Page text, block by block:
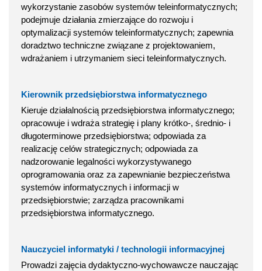
wykorzystanie zasobów systemów teleinformatycznych;
podejmuje działania zmierzające do rozwoju i
optymalizacji systemów teleinformatycznych; zapewnia
doradztwo techniczne związane z projektowaniem,
wdrażaniem i utrzymaniem sieci teleinformatycznych.
Kierownik przedsiębiorstwa informatycznego
Kieruje działalnością przedsiębiorstwa informatycznego;
opracowuje i wdraża strategię i plany krótko-, średnio- i
długoterminowe przedsiębiorstwa; odpowiada za
realizację celów strategicznych; odpowiada za
nadzorowanie legalności wykorzystywanego
oprogramowania oraz za zapewnianie bezpieczeństwa
systemów informatycznych i informacji w
przedsiębiorstwie; zarządza pracownikami
przedsiębiorstwa informatycznego.
Nauczyciel informatyki / technologii informacyjnej
Prowadzi zajęcia dydaktyczno-wychowawcze nauczając